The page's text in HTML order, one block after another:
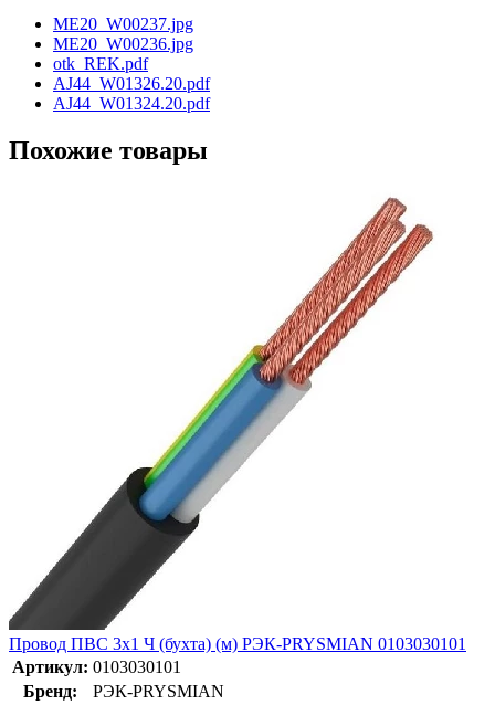
ME20_W00237.jpg
ME20_W00236.jpg
otk_REK.pdf
AJ44_W01326.20.pdf
AJ44_W01324.20.pdf
Похожие товары
Провод ПВС 3х1 Ч (бухта) (м) РЭК-PRYSMIAN 0103030101
Артикул: 0103030101
Бренд:
РЭК-PRYSMIAN